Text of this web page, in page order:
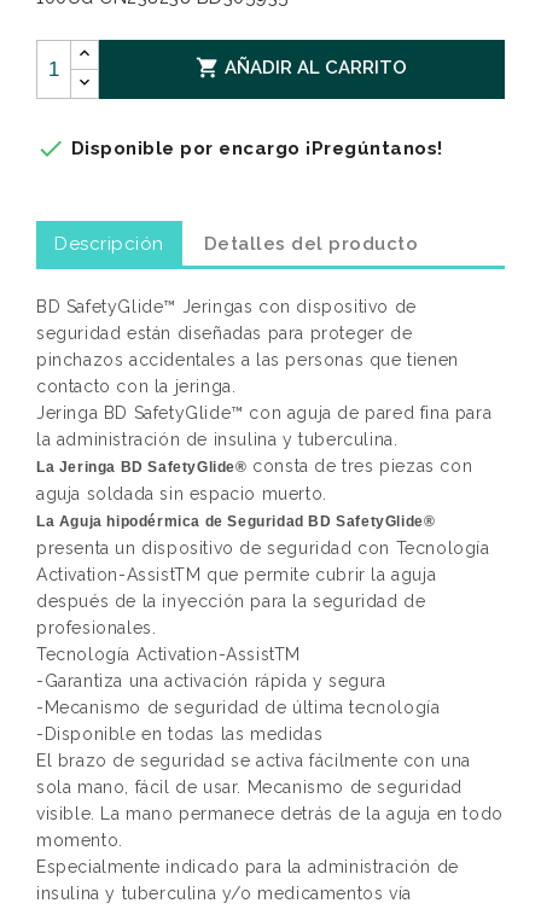
 AÑADIR AL CARRITO
 Disponible por encargo ¡Pregúntanos!
Descripción Detalles del producto
BD SafetyGlide™ Jeringas con dispositivo de
seguridad están diseñadas para proteger de
pinchazos accidentales a las personas que tienen
contacto con la jeringa.
Jeringa BD SafetyGlide™ con aguja de pared fina para
la administración de insulina y tuberculina.
La Jeringa BD SafetyGlide® consta de tres piezas con
aguja soldada sin espacio muerto.
La Aguja hipodérmica de Seguridad BD SafetyGlide®
presenta un dispositivo de seguridad con Tecnología
Activation-AssistTM que permite cubrir la aguja
después de la inyección para la seguridad de
profesionales.
Tecnología Activation-AssistTM
-Garantiza una activación rápida y segura
-Mecanismo de seguridad de última tecnología
-Disponible en todas las medidas
El brazo de seguridad se activa fácilmente con una
sola mano, fácil de usar. Mecanismo de seguridad
visible. La mano permanece detrás de la aguja en todo
momento.
Especialmente indicado para la administración de
insulina y tuberculina y/o medicamentos vía